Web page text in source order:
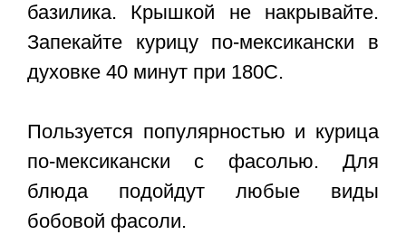
базилика. Крышкой не накрывайте.
Запекайте курицу по-мексикански в
духовке 40 минут при 180С.
Пользуется популярностью и курица
по-мексикански с фасолью. Для
блюда подойдут любые виды
бобовой фасоли.